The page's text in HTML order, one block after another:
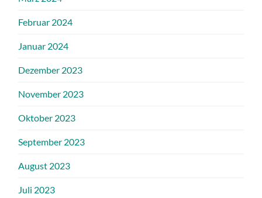
Februar 2024
Januar 2024
Dezember 2023
November 2023
Oktober 2023
September 2023
August 2023
Juli 2023